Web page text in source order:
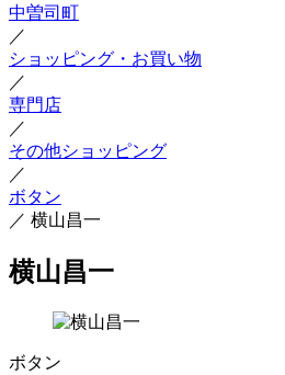
中曽司町
／
ショッピング・お買い物
／
専門店
／
その他ショッピング
／
ボタン
／ 横山昌一
横山昌一
ボタン